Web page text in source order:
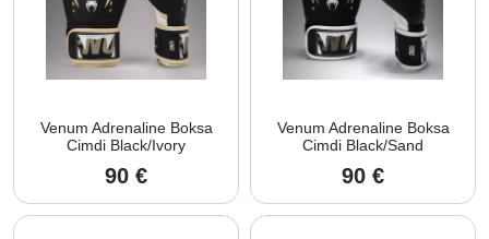
Venum Adrenaline Boksa
Cimdi Black/Ivory
90 €
Venum Adrenaline Boksa
Cimdi Black/Sand
90 €